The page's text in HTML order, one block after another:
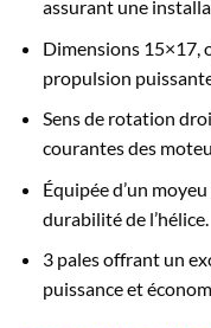
assurant une
Dimensions 15×17,
propulsion
Sens de rotation
courantes des
Équipée d’un
durabilité de l’hélice.
3 pales offrant un
puissance et